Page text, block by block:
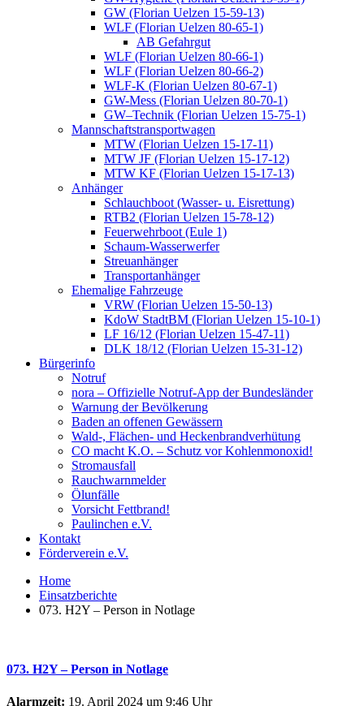
GW (Florian Uelzen 15-59-13)
WLF (Florian Uelzen 80-65-1)
AB Gefahrgut
WLF (Florian Uelzen 80-66-1)
WLF (Florian Uelzen 80-66-2)
WLF-K (Florian Uelzen 80-67-1)
GW-Mess (Florian Uelzen 80-70-1)
GW–Technik (Florian Uelzen 15-75-1)
Mannschaftstransportwagen
MTW (Florian Uelzen 15-17-11)
MTW JF (Florian Uelzen 15-17-12)
MTW KF (Florian Uelzen 15-17-13)
Anhänger
Schlauchboot (Wasser- u. Eisrettung)
RTB2 (Florian Uelzen 15-78-12)
Feuerwehrboot (Eule 1)
Schaum-Wasserwerfer
Streuanhänger
Transportanhänger
Ehemalige Fahrzeuge
VRW (Florian Uelzen 15-50-13)
KdoW StadtBM (Florian Uelzen 15-10-1)
LF 16/12 (Florian Uelzen 15-47-11)
DLK 18/12 (Florian Uelzen 15-31-12)
Bürgerinfo
Notruf
nora – Offizielle Notruf-App der Bundesländer
Warnung der Bevölkerung
Baden an offenen Gewässern
Wald-, Flächen- und Heckenbrandverhütung
CO macht K.O. – Schutz vor Kohlenmonoxid!
Stromausfall
Rauchwarnmelder
Ölunfälle
Vorsicht Fettbrand!
Paulinchen e.V.
Kontakt
Förderverein e.V.
Home
Einsatzberichte
073. H2Y – Person in Notlage
073. H2Y – Person in Notlage
Alarmzeit: 19. April 2024 um 9:46 Uhr